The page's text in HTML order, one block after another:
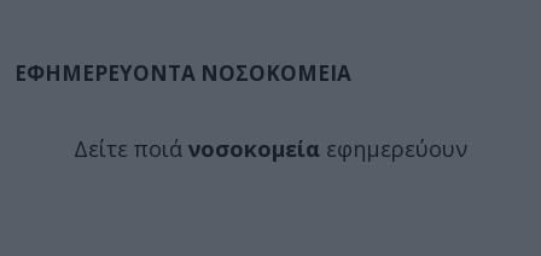
ΕΦΗΜΕΡΕΥΟΝΤΑ ΝΟΣΟΚΟΜΕΙΑ
Δείτε ποιά νοσοκομεία εφημερεύουν